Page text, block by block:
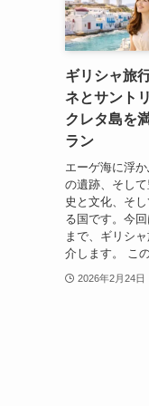
ギリシャ旅
ネとサント
クレタ島を
ラン
エーゲ海に浮
の遺跡、そし
史と文化、そ
る国です。今
まで、ギリシ
介します。 こ
2026年2月24日